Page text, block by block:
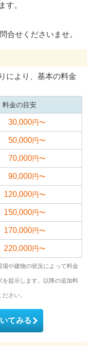
す。
合せくださいませ。
により、基本の料金
料金の目安
30,000円〜
50,000円〜
70,000円〜
90,000円〜
120,000円〜
150,000円〜
170,000円〜
220,000円〜
や建物の状況によって料金
提示します。以降の追加料
さい。
てみる